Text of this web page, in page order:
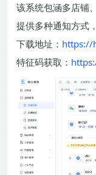
该系统包涵多店铺
提供多种通知方式
下载地址： https://
特征码获取：